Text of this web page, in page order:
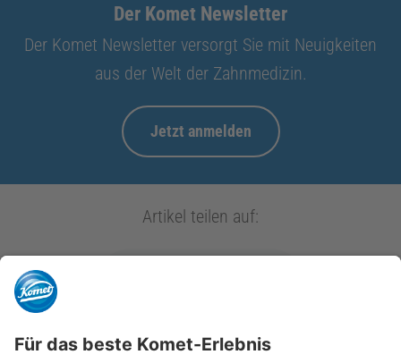
Der Komet Newsletter
Der Komet Newsletter versorgt Sie mit Neuigkeiten
aus der Welt der Zahnmedizin.
Jetzt anmelden
Artikel teilen auf: